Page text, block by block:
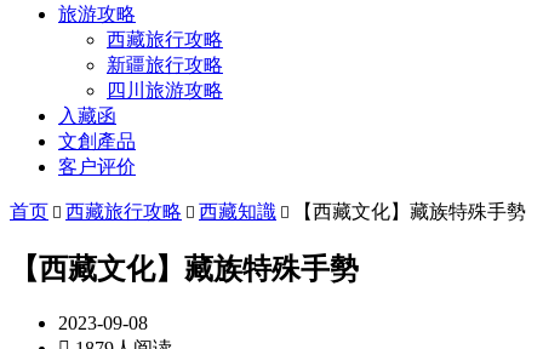
旅游攻略
西藏旅行攻略
新疆旅行攻略
四川旅游攻略
入藏函
文創產品
客户评价
首页  西藏旅行攻略  西藏知識  【西藏文化】藏族特殊手勢
【西藏文化】藏族特殊手勢
2023-09-08